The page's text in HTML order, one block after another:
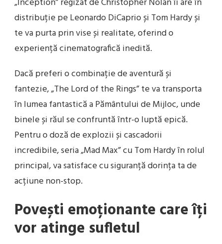
„Inception” regizat de Christopher Nolan îi are în
distribuție pe Leonardo DiCaprio și Tom Hardy și
te va purta prin vise și realitate, oferind o
experiență cinematografică inedită.
Dacă preferi o combinație de aventură și
fantezie, „The Lord of the Rings” te va transporta
în lumea fantastică a Pământului de Mijloc, unde
binele și răul se confruntă într-o luptă epică.
Pentru o doză de explozii și cascadorii
incredibile, seria „Mad Max” cu Tom Hardy în rolul
principal, va satisface cu siguranță dorința ta de
acțiune non-stop.
Povești emoționante care îți
vor atinge sufletul